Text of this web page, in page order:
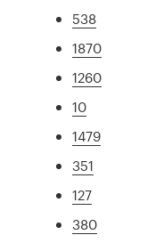
538
1870
1260
10
1479
351
127
380